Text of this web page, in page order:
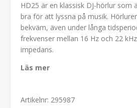
HD25 är en klassisk DJ-hörlur som
bra för att lyssna på musik.
bekväm, även under långa
frekvenser mellan 16 Hz och 22
impedans.
Läs mer
Artikelnr: 295987